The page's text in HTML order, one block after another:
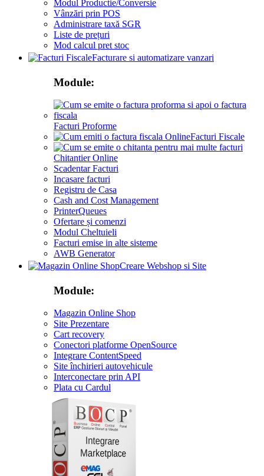
Modul Productie/Conversie
Vânzări prin POS
Administrare taxă SGR
Liste de prețuri
Mod calcul pret stoc
Facturare si automatizare vanzari
Module:
Facturi Proforme
Facturi Fiscale
Chitantier Online
Scadentar Facturi
Incasare facturi
Registru de Casa
Cash and Cost Management
PrinterQueues
Ofertare și comenzi
Modul Cheltuieli
Facturi emise in alte sisteme
AWB Generator
Creare Webshop si Site
Module:
Magazin Online Shop
Site Prezentare
Cart recovery
Conectori platforme OpenSource
Integrare ContentSpeed
Site închirieri autovehicule
Interconectare prin API
Plata cu Cardul